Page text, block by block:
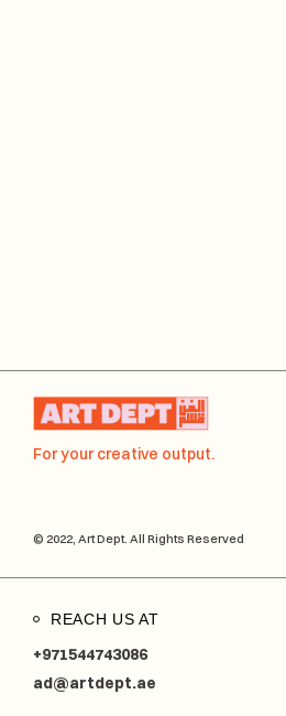
For your creative output.
© 2022, Art Dept. All Rights Reserved
REACH US AT
+971544743086
ad@artdept.ae